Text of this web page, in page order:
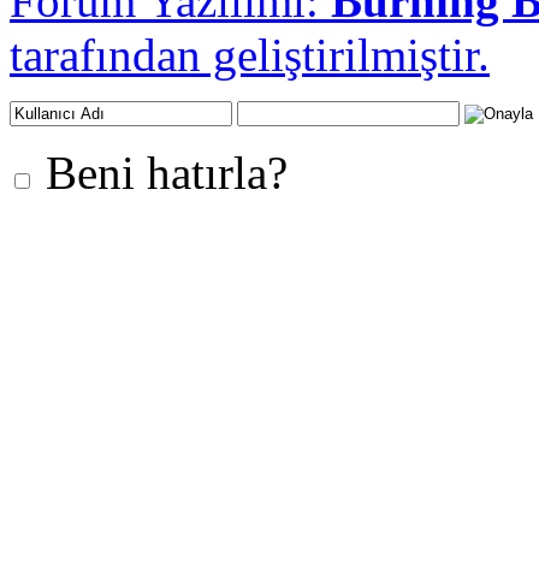
tarafından geliştirilmiştir.
Beni hatırla?